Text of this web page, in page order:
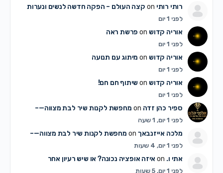
רותי רותיon קצה העולם – הפקה חדשה לנשים ונערות
לפני 1 יום
אוריה קדושon פרשת ראה
לפני 1 יום
אוריה קדושon מיתוג עם תנועה
לפני 1 יום
אוריה קדושon שיתוף חם חם!
לפני 1 יום
ספיר כהן זדהon מחפשת לקנות שיר לבת מצווה—–
לפני 1 יום, 1 שעה
מלכה אייזנבאךon מחפשת לקנות שיר לבת מצווה—–
לפני 1 יום, 4 שעות
אתי ו.on איזה אופציה נכונה? או שיש רעיון אחר
לפני 1 יום, 5 שעות